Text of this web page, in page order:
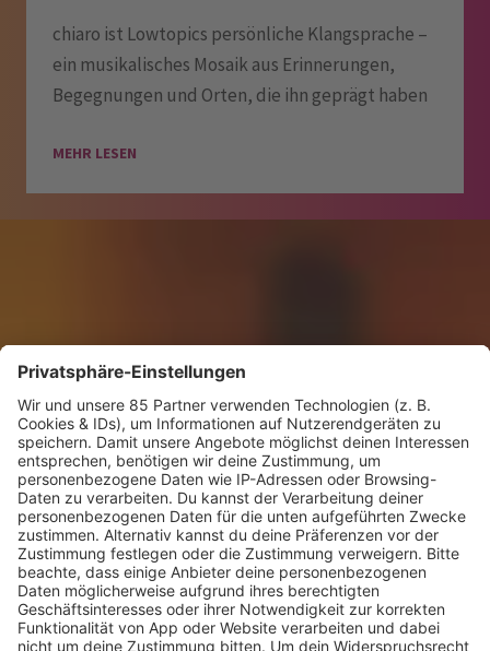
chiaro ist Lowtopics persönliche Klangsprache –
ein musikalisches Mosaik aus Erinnerungen,
Begegnungen und Orten, die ihn geprägt haben
MEHR LESEN
KW30 Album der Woche
SONNY FODERA “CAN WE DO IT
ALL AGAIN?”